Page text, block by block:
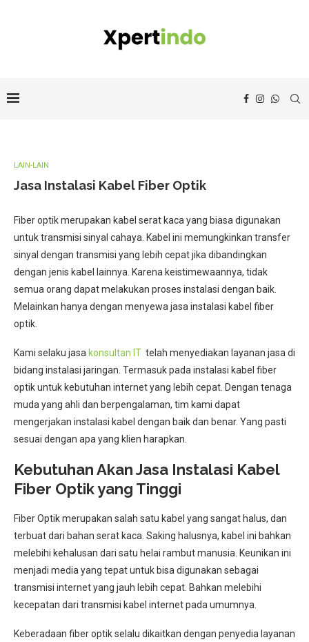
LAIN-LAIN
Jasa Instalasi Kabel Fiber Optik
Fiber optik merupakan kabel serat kaca yang biasa digunakan
untuk transmisi sinyal cahaya. Kabel ini memungkinkan transfer
sinyal dengan transmisi yang lebih cepat jika dibandingkan
dengan jenis kabel lainnya. Karena keistimewaannya, tidak
semua orang dapat melakukan proses instalasi dengan baik.
Melainkan hanya dengan menyewa jasa instalasi kabel fiber
optik.
Kami selaku jasa konsultan IT telah menyediakan layanan jasa di
bidang instalasi jaringan. Termasuk pada instalasi kabel fiber
optik untuk kebutuhan internet yang lebih cepat. Dengan tenaga
muda yang ahli dan berpengalaman, tim kami dapat
mengerjakan instalasi kabel dengan baik dan benar. Yang pasti
sesuai dengan apa yang klien harapkan.
Kebutuhan Akan Jasa Instalasi Kabel
Fiber Optik yang Tinggi
Fiber Optik merupakan salah satu kabel yang sangat halus, dan
terbuat dari bahan serat kaca. Saking halusnya, kabel ini bahkan
melebihi kehalusan dari satu helai rambut manusia. Keunikan ini
menjadi media yang tepat untuk bisa digunakan sebagai
transmisi internet yang jauh lebih cepat. Bahkan melebihi
kecepatan dari transmisi kabel internet pada umumnya.
Keberadaan fiber optik selalu dikaitkan dengan penyedia layanan